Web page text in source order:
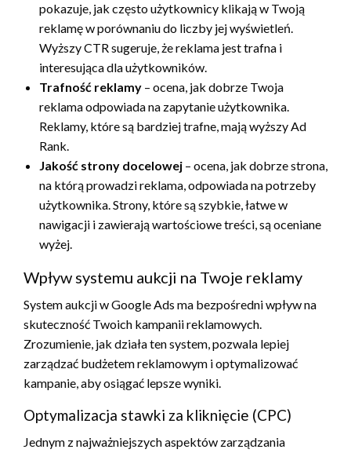
pokazuje, jak często użytkownicy klikają w Twoją
reklamę w porównaniu do liczby jej wyświetleń.
Wyższy CTR sugeruje, że reklama jest trafna i
interesująca dla użytkowników.
Trafność reklamy – ocena, jak dobrze Twoja
reklama odpowiada na zapytanie użytkownika.
Reklamy, które są bardziej trafne, mają wyższy Ad
Rank.
Jakość strony docelowej – ocena, jak dobrze strona,
na którą prowadzi reklama, odpowiada na potrzeby
użytkownika. Strony, które są szybkie, łatwe w
nawigacji i zawierają wartościowe treści, są oceniane
wyżej.
Wpływ systemu aukcji na Twoje reklamy
System aukcji w Google Ads ma bezpośredni wpływ na
skuteczność Twoich kampanii reklamowych.
Zrozumienie, jak działa ten system, pozwala lepiej
zarządzać budżetem reklamowym i optymalizować
kampanie, aby osiągać lepsze wyniki.
Optymalizacja stawki za kliknięcie (CPC)
Jednym z najważniejszych aspektów zarządzania